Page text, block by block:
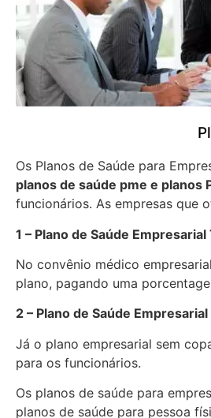
Os Planos de Saúde para
planos de saúde pme e planos
funcionários. As empresas que
1 – Plano de Saúde
No convênio médico
plano, pagando uma
2 – Plano de Saúde
Já o plano empresarial sem
para os funcionários.
Os planos de saúde para
planos de saúde para pessoa